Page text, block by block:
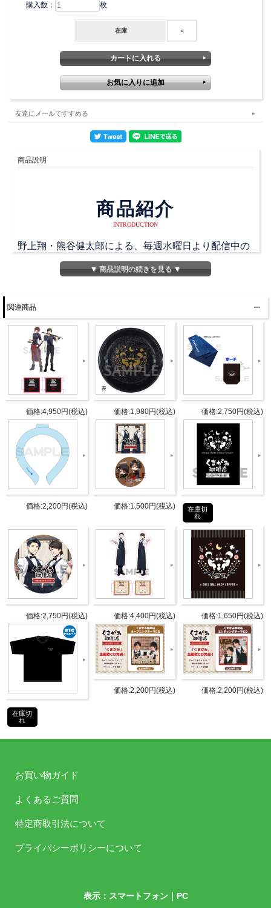
購入数： 枚
在庫 ○
友達にメールですすめる
商品説明
商品紹介
INTRODUCTION
野上翔・熊谷健太郎による、毎週水曜日より配信中の
「くまがみ珈琲店～プレミアムブレンド～」初のDVD
イミングに、いろいろなものを洗い流し、更なる飛躍
を目指します。
二人が清められていく様子をご覧ください。
商品詳細
DETAIL
発売日 2018年10月31日
ナリテ
ィ
熊谷健太郎
仕様
DVD:1枚組（1層）
収録分数：約40分
収録内容：修行体験映像
ジャケット：新規撮りおろし写真
発売元
タブリエ・コミュニケーションズ株
式会社
販売元
タブリエ・コミュニケーションズ株
式会社
4589477671020
商品番
▼ 商品説明の続きを見る ▼
関連商品
価格:4,950円(税込) 価格:1,980円(税込) 価格:2,750円(税込)
価格:2,200円(税込) 価格:1,500円(税込)
在庫切
れ
価格:2,750円(税込) 価格:4,400円(税込) 価格:1,650円(税込)
在庫切
れ
価格:2,200円(税込) 価格:2,200円(税込)
お買い物ガイド
よくあるご質問
特定商取引法について
プライバシーポリシーについて
表示：スマートフォン｜ PC